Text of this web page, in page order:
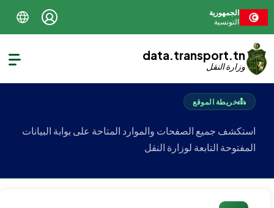
الجمهورية
التونسية
data.transport.tn
وزارة النقل
خريطة الموقع
استكشف جميع الصفحات والموارد المتاحة على بوابة البيانات
المفتوحة التابعة لوزارة النقل